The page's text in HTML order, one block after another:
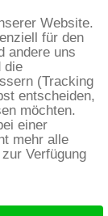
Website.
für den
andere uns
die
(Tracking
entscheiden,
möchten.
einer
mehr alle
Verfügung